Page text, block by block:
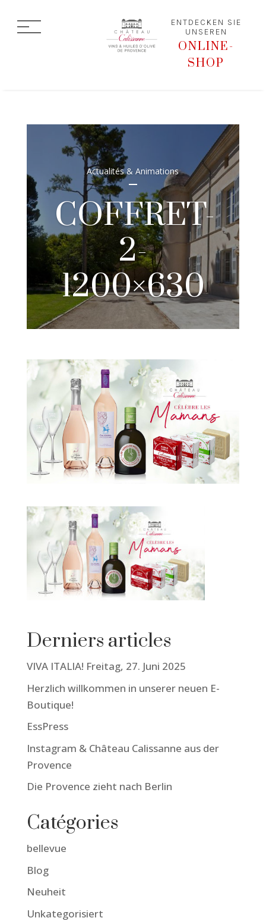
ENTDECKEN SIE
UNSEREN
ONLINE-
SHOP
Actualités & Animations
COFFRET-
2-
1200×630
Derniers articles
VIVA ITALIA! Freitag, 27. Juni 2025
Herzlich willkommen in unserer neuen E-
Boutique!
EssPress
Instagram & Château Calissanne aus der
Provence
Die Provence zieht nach Berlin
Catégories
bellevue
Blog
Neuheit
Unkategorisiert